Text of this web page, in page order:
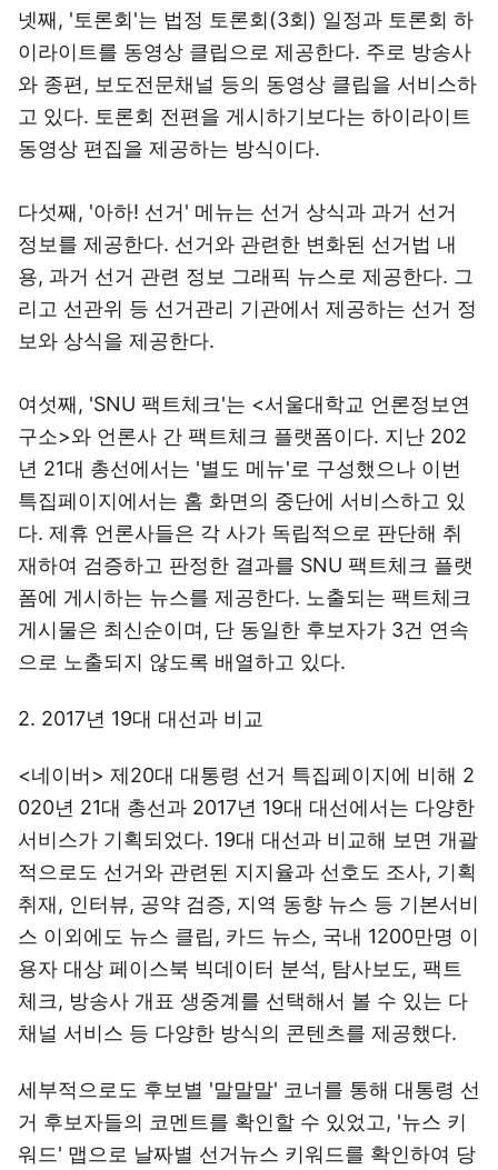
넷째, '토론회'는 법정 토론회(3회) 일정과 토론회 하
이라이트를 동영상 클립으로 제공한다. 주로 방송사
와 종편, 보도전문채널 등의 동영상 클립을 서비스하
고 있다. 토론회 전편을 게시하기보다는 하이라이트
동영상 편집을 제공하는 방식이다.
다섯째, '아하! 선거' 메뉴는 선거 상식과 과거 선거
정보를 제공한다. 선거와 관련한 변화된 선거법 내
용, 과거 선거 관련 정보 그래픽 뉴스로 제공한다. 그
리고 선관위 등 선거관리 기관에서 제공하는 선거 정
보와 상식을 제공한다.
여섯째, 'SNU 팩트체크'는 <서울대학교 언론정보연
구소>와 언론사 간 팩트체크 플랫폼이다. 지난 202
년 21대 총선에서는 '별도 메뉴'로 구성했으나 이번
특집페이지에서는 홈 화면의 중단에 서비스하고 있
다. 제휴 언론사들은 각 사가 독립적으로 판단해 취
재하여 검증하고 판정한 결과를 SNU 팩트체크 플랫
폼에 게시하는 뉴스를 제공한다. 노출되는 팩트체크
게시물은 최신순이며, 단 동일한 후보자가 3건 연속
으로 노출되지 않도록 배열하고 있다.
2. 2017년 19대 대선과 비교
<네이버> 제20대 대통령 선거 특집페이지에 비해 2
020년 21대 총선과 2017년 19대 대선에서는 다양한
서비스가 기획되었다. 19대 대선과 비교해 보면 개괄
적으로도 선거와 관련된 지지율과 선호도 조사, 기획
취재, 인터뷰, 공약 검증, 지역 동향 뉴스 등 기본서비
스 이외에도 뉴스 클립, 카드 뉴스, 국내 1200만명 이
용자 대상 페이스북 빅데이터 분석, 탐사보도, 팩트
체크, 방송사 개표 생중계를 선택해서 볼 수 있는 다
채널 서비스 등 다양한 방식의 콘텐츠를 제공했다.
세부적으로도 후보별 '말말말' 코너를 통해 대통령 선
거 후보자들의 코멘트를 확인할 수 있었고, '뉴스 키
워드' 맵으로 날짜별 선거뉴스 키워드를 확인하여 당